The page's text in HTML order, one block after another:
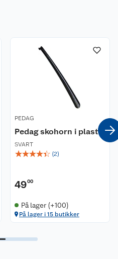
PEDAG
Pedag skohorn i plast
SVART
☆☆☆☆☆ (2)
4900
På lager (+100)
På lager i 15 butikker